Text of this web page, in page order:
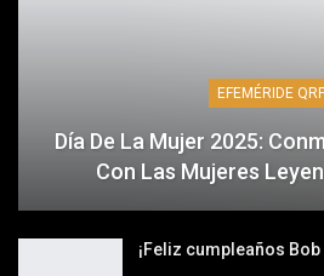
EFEMÉRIDE
Día De La Mujer 2025:
Con Las Mujeres
¡Feliz cumpleaños